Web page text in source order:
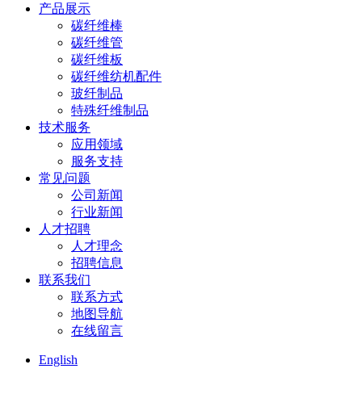
产品展示
碳纤维棒
碳纤维管
碳纤维板
碳纤维纺机配件
玻纤制品
特殊纤维制品
技术服务
应用领域
服务支持
常见问题
公司新闻
行业新闻
人才招聘
人才理念
招聘信息
联系我们
联系方式
地图导航
在线留言
English